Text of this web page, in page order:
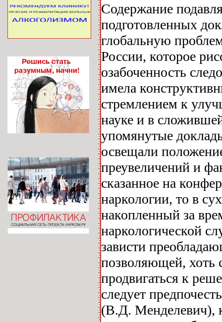
Содержание
подготовленных
глобальную
России, которое
озабоченность
имела
стремлением к
науке и в
упомянутые
освещали
преувеличений и
сказанное на
наркологии, то в
накопленный за
наркологической
зависти
позволяющей, хоть
продвигаться к
следует
(В.Д. Менделевич),